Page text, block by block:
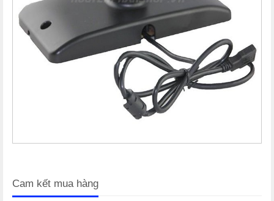
Cam kết mua hàng